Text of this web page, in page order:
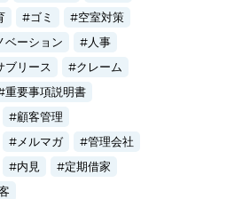
ゴミ
空室対策
ベーション
人事
ブリース
クレーム
重要事項説明書
顧客管理
メルマガ
管理会社
内見
定期借家